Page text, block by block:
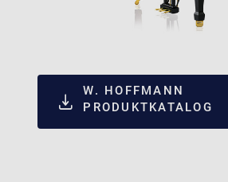
W. HOFFMANN
PRODUKTKATALOG